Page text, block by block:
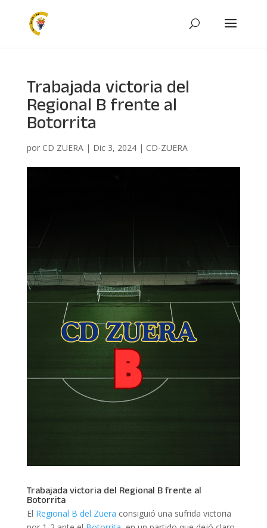
Trabajada victoria del
Regional B frente al
Botorrita
por CD ZUERA| Dic 3, 2024| CD-ZUERA
Trabajada victoria del Regional B frente al
Botorrita
El Regional B del Zuera consiguió una sufrida victoria